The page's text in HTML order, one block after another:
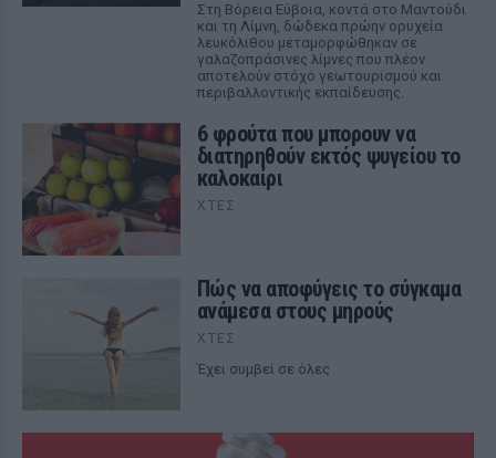
Στη Βόρεια Εύβοια, κοντά στο Μαντούδι
και τη Λίμνη, δώδεκα πρώην ορυχεία
λευκόλιθου μεταμορφώθηκαν σε
γαλαζοπράσινες λίμνες που πλέον
αποτελούν στόχο γεωτουρισμού και
περιβαλλοντικής εκπαίδευσης.
6 φρούτα που μπορουν να
διατηρηθούν εκτός ψυγείου το
καλοκαίρι
ΧΤΕΣ
Πώς να αποφύγεις το σύγκαμα
ανάμεσα στους μηρούς
ΧΤΕΣ
Έχει συμβεί σε όλες